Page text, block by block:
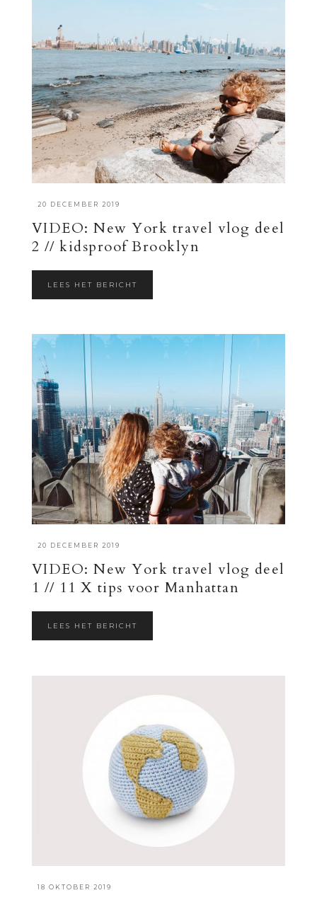
20 DECEMBER 2019
VIDEO: New York travel vlog deel
2 // kidsproof Brooklyn
LEES HET BERICHT
20 DECEMBER 2019
VIDEO: New York travel vlog deel
1 // 11 X tips voor Manhattan
LEES HET BERICHT
·18 OKTOBER 2019